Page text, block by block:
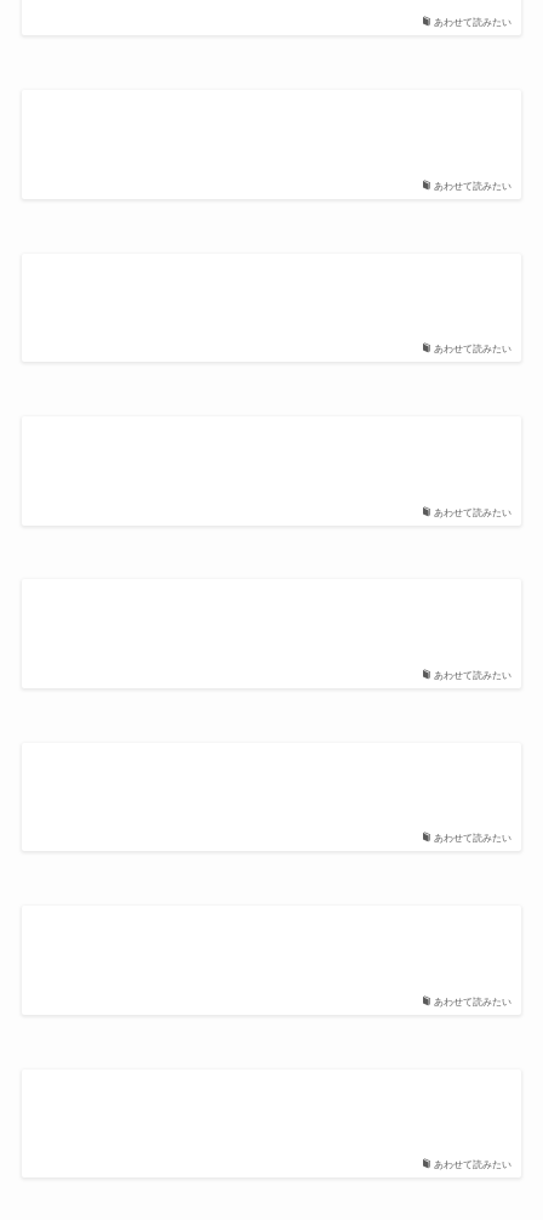
あわせて読みたい
あわせて読みたい
あわせて読みたい
あわせて読みたい
あわせて読みたい
あわせて読みたい
あわせて読みたい
あわせて読みたい